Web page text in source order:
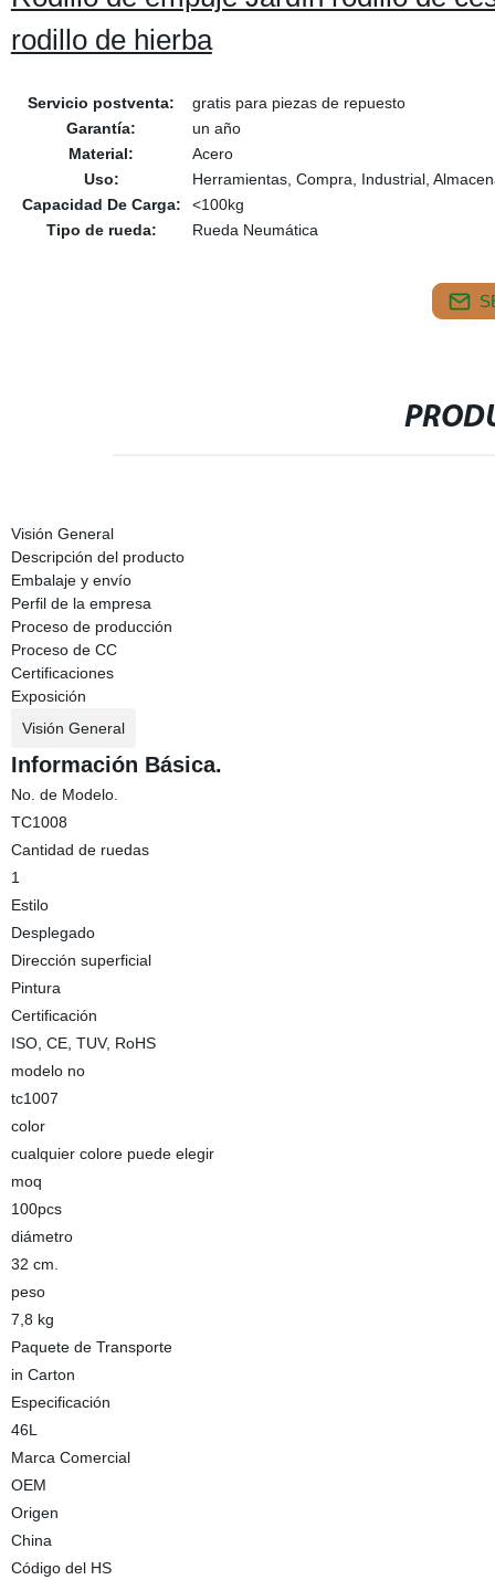
rodillo de hierba
Servicio postventa:
gratis para piezas de repuesto
Garantía:
un año
Material:
Acero
Uso:
Herramientas, Compra, Industrial,
Capacidad De Carga:
<100kg
Tipo de rueda:
Rueda Neumática
Visión General
Descripción del producto
Embalaje y envío
Perfil de la empresa
Proceso de producción
Proceso de CC
Certificaciones
Exposición
Visión General
Información Básica.
No. de Modelo.
TC1008
Cantidad de ruedas
1
Estilo
Desplegado
Dirección superficial
Pintura
Certificación
ISO, CE, TUV, RoHS
modelo no
tc1007
color
cualquier colore puede elegir
moq
100pcs
diámetro
32 cm.
peso
7,8 kg
Paquete de Transporte
in Carton
Especificación
46L
Marca Comercial
OEM
Origen
China
Código del HS